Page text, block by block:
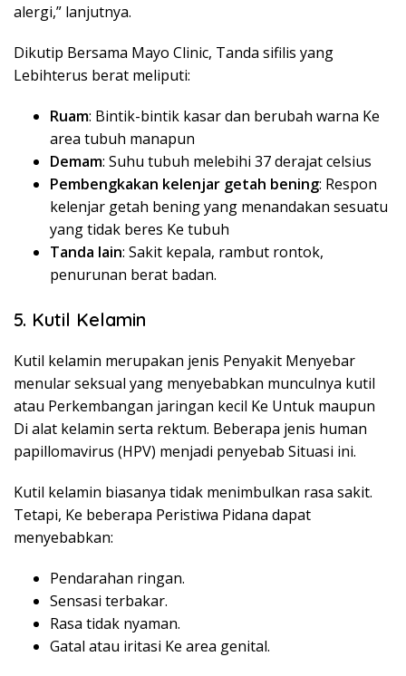
alergi,” lanjutnya.
Dikutip Bersama Mayo Clinic, Tanda sifilis yang
Lebihterus berat meliputi:
Ruam: Bintik-bintik kasar dan berubah warna Ke
area tubuh manapun
Demam: Suhu tubuh melebihi 37 derajat celsius
Pembengkakan kelenjar getah bening: Respon
kelenjar getah bening yang menandakan sesuatu
yang tidak beres Ke tubuh
Tanda lain: Sakit kepala, rambut rontok,
penurunan berat badan.
5. Kutil Kelamin
Kutil kelamin merupakan jenis Penyakit Menyebar
menular seksual yang menyebabkan munculnya kutil
atau Perkembangan jaringan kecil Ke Untuk maupun
Di alat kelamin serta rektum. Beberapa jenis human
papillomavirus (HPV) menjadi penyebab Situasi ini.
Kutil kelamin biasanya tidak menimbulkan rasa sakit.
Tetapi, Ke beberapa Peristiwa Pidana dapat
menyebabkan:
Pendarahan ringan.
Sensasi terbakar.
Rasa tidak nyaman.
Gatal atau iritasi Ke area genital.